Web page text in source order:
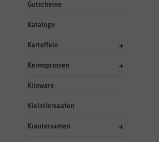
Gutscheine
Kataloge
Kartoffeln
Keimsprossen
Kiloware
Kleintiersaaten
Kräutersamen